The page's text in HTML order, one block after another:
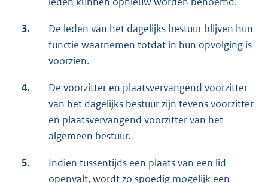
3.
De leden van het dagelijks bestuur blijven hun
functie waarnemen totdat in hun opvolging is
voorzien.
4.
De voorzitter en plaatsvervangend voorzitter
van het dagelijks bestuur zijn tevens voorzitter
en plaatsvervangend voorzitter van het
algemeen bestuur.
5.
Indien tussentijds een plaats van een lid
openvalt, wordt zo spoedig mogelijk een